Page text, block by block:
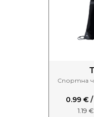
Спортна
0.99 €
1.19